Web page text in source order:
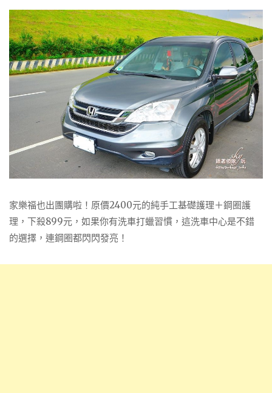
家樂福也出團購啦！原價2400元的純手工基礎護理＋鋼圈護
理，下殺899元，如果你有洗車打蠟習慣，這洗車中心是不錯
的選擇，連鋼圈都閃閃發亮！